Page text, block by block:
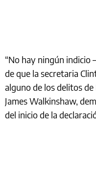
“No hay ningún
de que la secretaria
alguno de los delitos de
James Walkinshaw,
del inicio de la